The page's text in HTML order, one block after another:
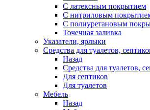
С латексным покрытием
С нитриловым
С полиуретановым
Точечная заливка
Указатели, ярлыки
Средства для туалетов,
Назад
Средства для туалетов,
Для септиков
Для туалетов
Мебель
Назад